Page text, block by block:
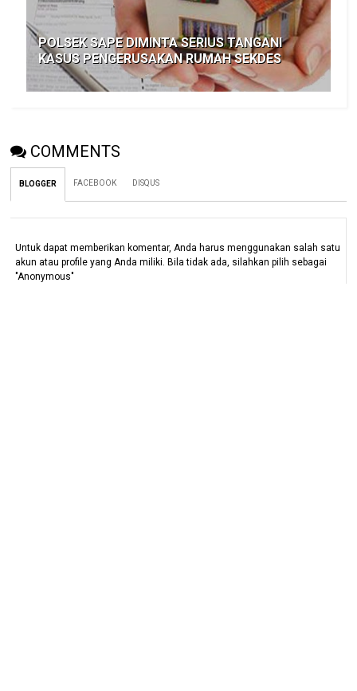
POLSEK SAPE DIMINTA SERIUS TANGANI
KASUS PENGERUSAKAN RUMAH SEKDES
COMMENTS
BLOGGER FACEBOOK DISQUS
Untuk dapat memberikan komentar, Anda harus menggunakan salah satu
akun atau profile yang Anda miliki. Bila tidak ada, silahkan pilih sebagai
"Anonymous"